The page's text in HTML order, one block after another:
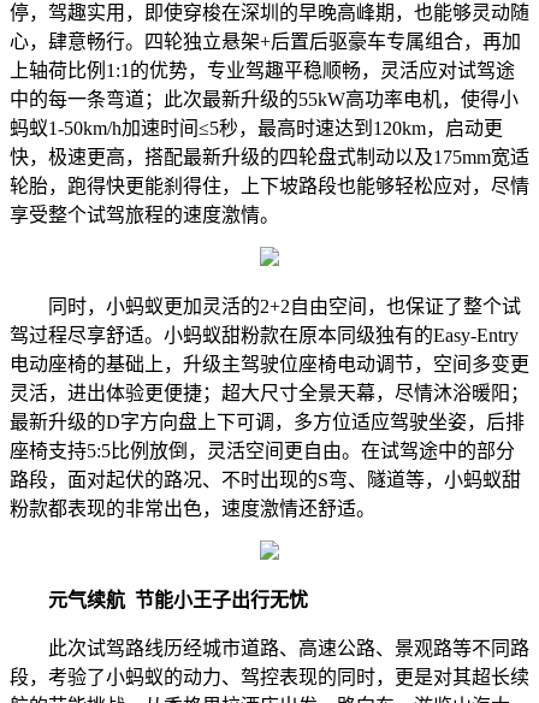
停，驾趣实用，即使穿梭在深圳的早晚高峰期，也能够灵动随
心，肆意畅行。四轮独立悬架+后置后驱豪车专属组合，再加
上轴荷比例1:1的优势，专业驾趣平稳顺畅，灵活应对试驾途
中的每一条弯道；此次最新升级的55kW高功率电机，使得小
蚂蚁1-50km/h加速时间≤5秒，最高时速达到120km，启动更
快，极速更高，搭配最新升级的四轮盘式制动以及175mm宽适
轮胎，跑得快更能刹得住，上下坡路段也能够轻松应对，尽情
享受整个试驾旅程的速度激情。
同时，小蚂蚁更加灵活的2+2自由空间，也保证了整个试
驾过程尽享舒适。小蚂蚁甜粉款在原本同级独有的Easy-Entry
电动座椅的基础上，升级主驾驶位座椅电动调节，空间多变更
灵活，进出体验更便捷；超大尺寸全景天幕，尽情沐浴暖阳；
最新升级的D字方向盘上下可调，多方位适应驾驶坐姿，后排
座椅支持5:5比例放倒，灵活空间更自由。在试驾途中的部分
路段，面对起伏的路况、不时出现的S弯、隧道等，小蚂蚁甜
粉款都表现的非常出色，速度激情还舒适。
元气续航 节能小王子出行无忧
此次试驾路线历经城市道路、高速公路、景观路等不同路
段，考验了小蚂蚁的动力、驾控表现的同时，更是对其超长续